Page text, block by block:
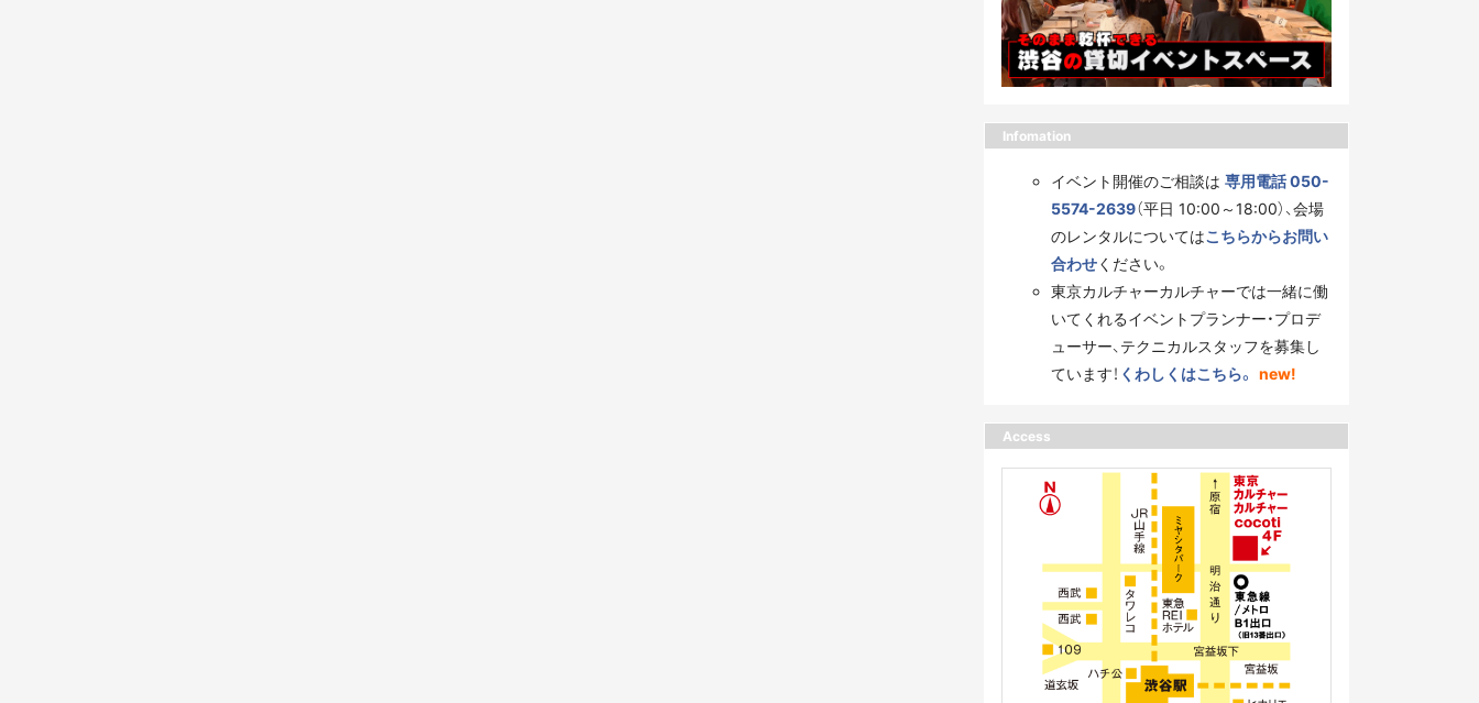
Infomation
イベント開催のご相談は 専用電話 050-
5574-2639（平日 10:00～18:00）、会場
のレンタルについてはこちらからお問い
合わせください。
東京カルチャーカルチャーでは一緒に働
いてくれるイベントプランナー・プロデ
ューサー、テクニカルスタッフを募集し
ています！ くわしくはこちら。 new!
Access